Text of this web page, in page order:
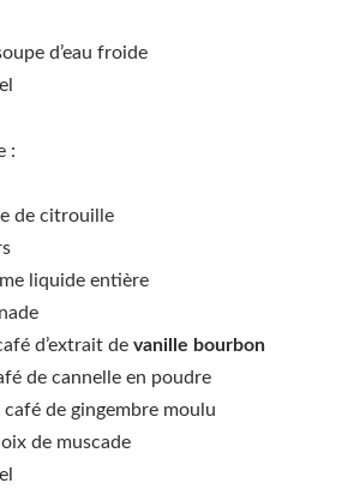
d’eau froide
:
de citrouille
liquide entière
d’extrait de vanille bourbon
de cannelle en poudre
de gingembre moulu
de muscade